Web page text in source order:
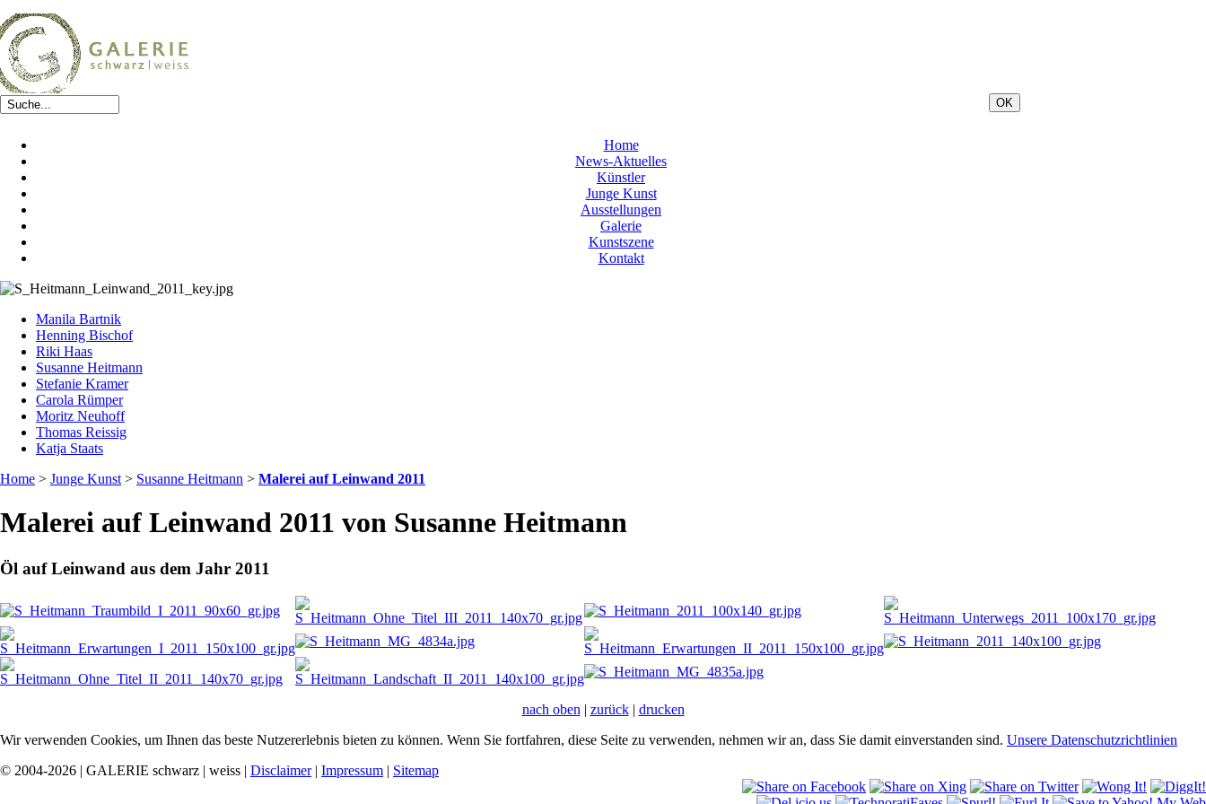
Home
News-Aktuelles
Künstler
Junge Kunst
Ausstellungen
Galerie
Kunstszene
Kontakt
Manila Bartnik
Henning Bischof
Riki Haas
Susanne Heitmann
Stefanie Kramer
Carola Rümper
Moritz Neuhoff
Thomas Reissig
Katja Staats
Home > Junge Kunst > Susanne Heitmann > Malerei auf Leinwand 2011
Malerei auf Leinwand 2011 von Susanne Heitmann
Öl auf Leinwand aus dem Jahr 2011
nach oben | zurück| drucken
Wir verwenden Cookies, um Ihnen das beste Nutzererlebnis bieten zu können. Wenn Sie fortfahren, diese Seite zu verwenden, nehmen wir an, dass Sie damit einverstanden sind. Unsere Datenschutzrichtlinien
© 2004-2026 | GALERIE schwarz | weiss | Disclaimer| Impressum | Sitemap